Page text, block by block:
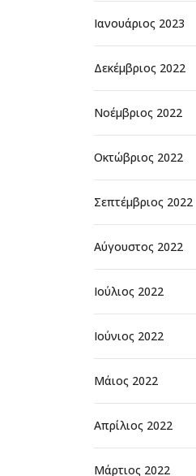
Ιανουάριος 2023
Δεκέμβριος 2022
Νοέμβριος 2022
Οκτώβριος 2022
Σεπτέμβριος 2022
Αύγουστος 2022
Ιούλιος 2022
Ιούνιος 2022
Μάιος 2022
Απρίλιος 2022
Μάρτιος 2022